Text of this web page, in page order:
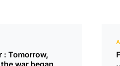
: Tomorrow,
war began